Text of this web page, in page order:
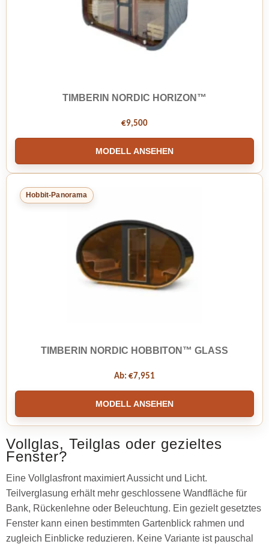
TIMBERIN NORDIC HORIZON™
€9,500
MODELL ANSEHEN
Hobbit-Panorama
TIMBERIN NORDIC HOBBITON™ GLASS
Ab: €7,951
MODELL ANSEHEN
Vollglas, Teilglas oder gezieltes
Fenster?
Eine Vollglasfront maximiert Aussicht und Licht.
Teilverglasung erhält mehr geschlossene Wandfläche für
Bank, Rückenlehne oder Beleuchtung. Ein gezielt gesetztes
Fenster kann einen bestimmten Gartenblick rahmen und
zugleich Einblicke reduzieren. Keine Variante ist pauschal